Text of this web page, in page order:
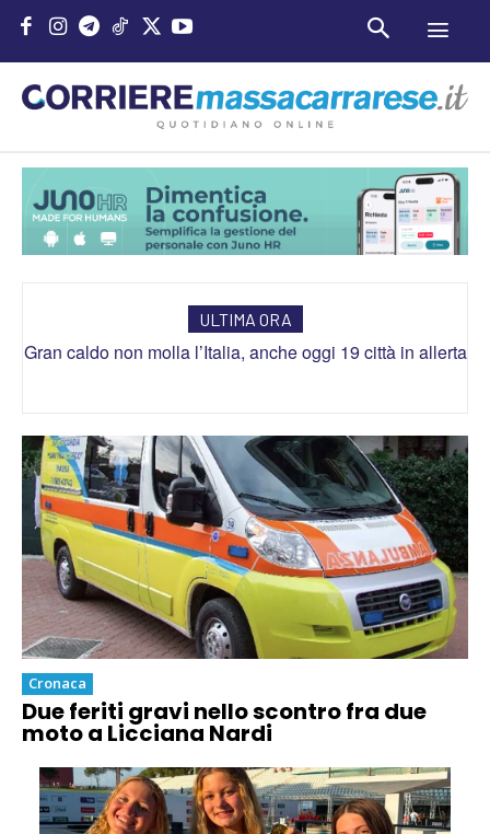
ULTIMA ORA
Gran caldo non molla l’Italia, anche oggi 19 città in allerta
Il suo mega yacht non soccorre barca in difficoltà,
Zuckerberg nella bufera
Cronaca
Due feriti gravi nello scontro fra due
moto a Licciana Nardi